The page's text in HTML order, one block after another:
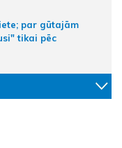
par gūtajām
tikai pēc